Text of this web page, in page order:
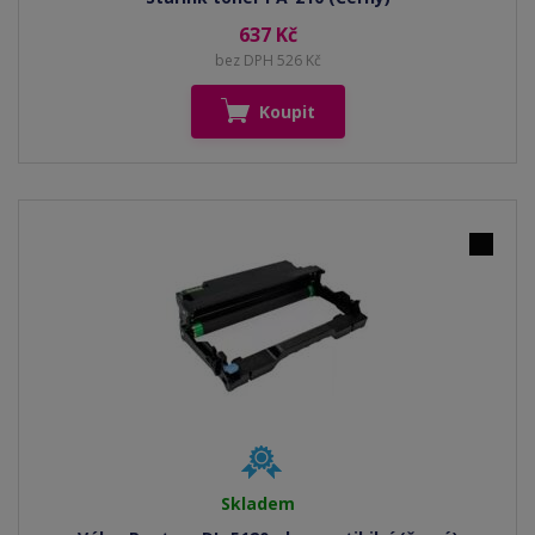
637 Kč
bez DPH 526 Kč
Koupit
Skladem